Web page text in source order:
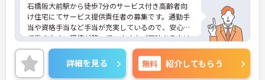
石橋阪大前駅から徒歩7分のサービス付き高齢者向
け住宅にてサービス提供責任者の募集です。通勤手
当や資格手当など手当が充実しているので、安心し
て働きやすい環境が整っています♪ご興味ある方は
面接ポイントをお伝えしますので、お気軽にご連絡
ください。
詳細を見る 無料 紹介してもらう